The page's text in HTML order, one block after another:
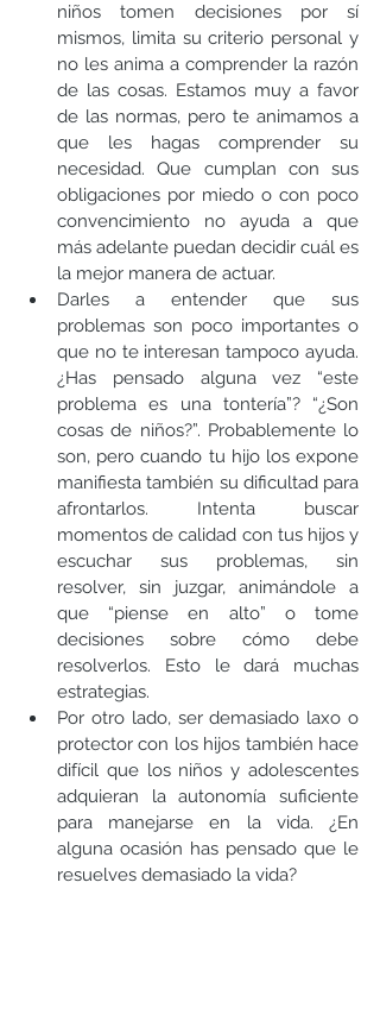
niños tomen decisiones por sí
mismos, limita su criterio personal y
no les anima a comprender la razón
de las cosas. Estamos muy a favor
de las normas, pero te animamos a
que les hagas comprender su
necesidad. Que cumplan con sus
obligaciones por miedo o con poco
convencimiento no ayuda a que
más adelante puedan decidir cuál es
la mejor manera de actuar.
Darles a entender que sus
problemas son poco importantes o
que no te interesan tampoco ayuda.
¿Has pensado alguna vez “este
problema es una tontería”? “¿Son
cosas de niños?”. Probablemente lo
son, pero cuando tu hijo los expone
manifiesta también su dificultad para
afrontarlos. Intenta buscar
momentos de calidad con tus hijos y
escuchar sus problemas, sin
resolver, sin juzgar, animándole a
que “piense en alto” o tome
decisiones sobre cómo debe
resolverlos. Esto le dará muchas
estrategias.
Por otro lado, ser demasiado laxo o
protector con los hijos también hace
difícil que los niños y adolescentes
adquieran la autonomía suficiente
para manejarse en la vida. ¿En
alguna ocasión has pensado que le
resuelves demasiado la vida?